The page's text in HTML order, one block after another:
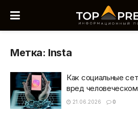
Метка: Insta
Как социальные
вред
21.06.2026 0